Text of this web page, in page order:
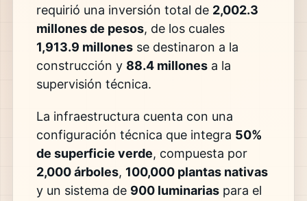
requirió una inversión total de 2,002.3
millones de pesos, de los cuales
1,913.9 millonesse destinaron a la
construcción y 88.4 millonesa la
supervisión técnica.
La infraestructura cuenta con una
configuración técnica que integra 50%
de superficie verde, compuesta por
2,000 árboles, 100,000 plantas nativas
y un sistema de 900 luminariaspara el